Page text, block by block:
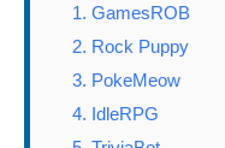
1. GamesROB
2. Rock Puppy
3. PokeMeow
4. IdleRPG